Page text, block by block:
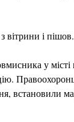
вітрини і пішов.
у
встановили